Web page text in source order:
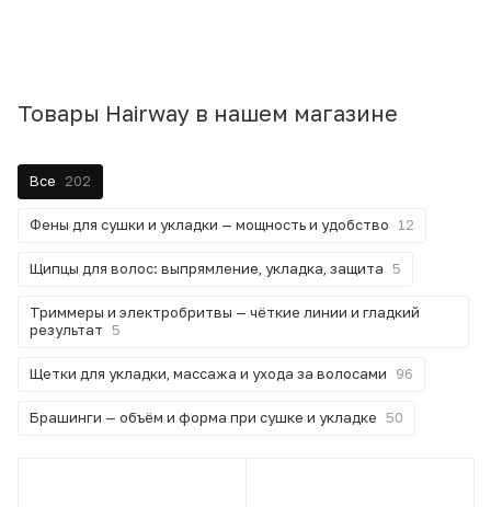
Товары Hairway в нашем магазине
Все 202
Фены для сушки и укладки — мощность и удобство 12
Щипцы для волос: выпрямление, укладка, защита 5
Триммеры и электробритвы — чёткие линии и гладкий
результат
5
Щетки для укладки, массажа и ухода за волосами 96
Брашинги — объём и форма при сушке и укладке 50